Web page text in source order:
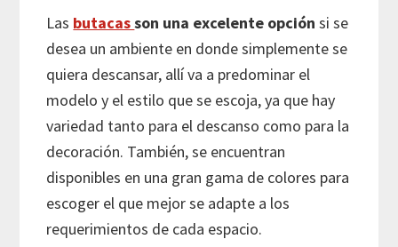
Las butacasson una excelente opción si se
desea un ambiente en donde simplemente se
quiera descansar, allí va a predominar el
modelo y el estilo que se escoja, ya que hay
variedad tanto para el descanso como para la
decoración. También, se encuentran
disponibles en una gran gama de colores para
escoger el que mejor se adapte a los
requerimientos de cada espacio.